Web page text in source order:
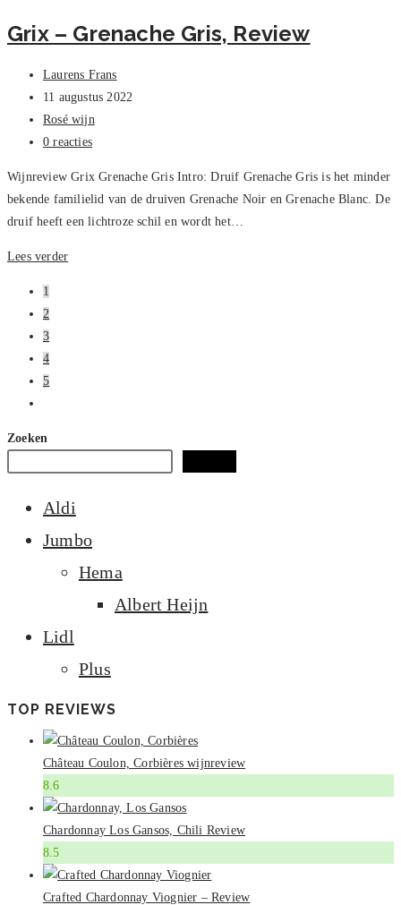
–
Grix – Grenache Gris, Review
Bericht
auteur:
Laurens Frans
Bericht
gepubliceerd
op:
11 augustus 2022
Berichtcategorie:
Rosé wijn
Bericht
0 reacties
Wijnreview Grix Grenache Gris Intro: Druif Grenache Gris is het minder
bekende familielid van de druiven Grenache Noir en Grenache Blanc. De
druif heeft een lichtroze schil en wordt het…
Lees verderGrix
1
2
3
4
5
pagina
Zoeken
Aldi
Jumbo
Hema
Albert Heijn
Lidl
Plus
TOP REVIEWS
Château Coulon, Corbières wijnreview
8.6
Chardonnay Los Gansos, Chili Review
8.5
Crafted Chardonnay Viognier – Review